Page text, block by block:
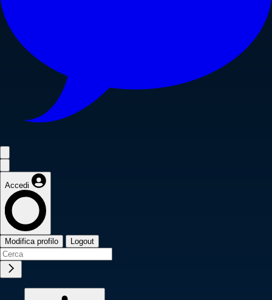
Accedi
Modifica profilo Logout